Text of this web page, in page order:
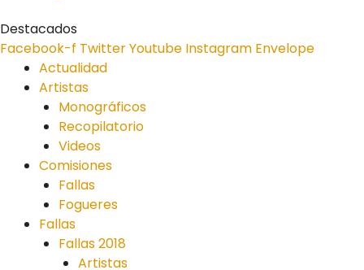
Destacados
Facebook-f TwitterYoutube Instagram Envelope
Actualidad
Artistas
Monográficos
Recopilatorio
Videos
Comisiones
Fallas
Fogueres
Fallas
Fallas 2018
Artistas